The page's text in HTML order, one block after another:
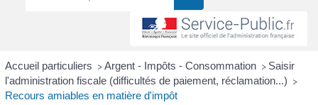
Accueil particuliers > Argent - Impôts - Consommation > Saisir
l'administration fiscale (difficultés de paiement, réclamation...) >
Recours amiables en matière d'impôt